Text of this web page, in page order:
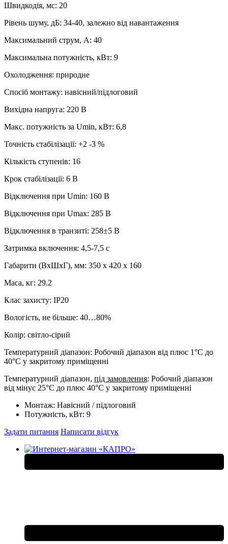
Швидкодія, мс: 20
Рівень шуму, дБ: 34-40, залежно від навантаження
Максимальний струм, А: 40
Максимальна потужність, кВт: 9
Охолодження: природне
Спосіб монтажу: навісний/підлоговий
Вихідна напруга: 220 В
Макс. потужність за Umin, кВт: 6,8
Точність стабілізації: +2 -3 %
Кількість ступенів: 16
Крок стабілізації: 6 В
Відключення при Umin: 160 В
Відключення при Umax: 285 В
Відключення в транзиті: 258±5 В
Затримка включення: 4,5-7,5 с
Габарити (ВхШхГ), мм: 350 х 420 х 160
Маса, кг: 29.2
Клас захисту: IP20
Вологість, не більше: 40…80%
Колір: світло-сірий
Температурний діапазон: Робочий діапазон від плюс 1°С до
40°С у закритому приміщенні
Температурний діапазон, під замовлення: Робочий діапазон
від мінус 25°С до плюс 40°С у закритому приміщенні
Монтаж: Навісний / підлоговий
Потужність, кВт: 9
Задати питання Написати відгук